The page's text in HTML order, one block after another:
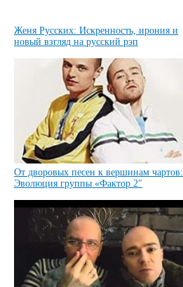
Женя Русских: Искренность, ирония и
новый взгляд на русский рэп
От дворовых песен к вершинам чартов:
Эволюция группы «Фактор 2″